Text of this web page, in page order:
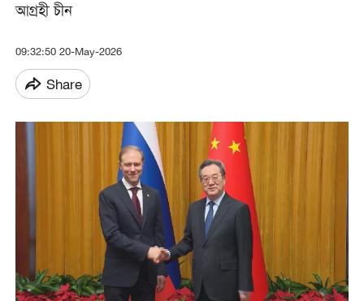
আগ্রহী চীন
09:32:50 20-May-2026
Share